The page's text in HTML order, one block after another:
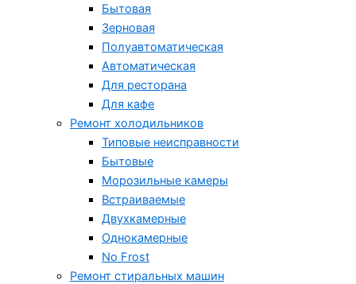
Бытовая
Зерновая
Полуавтоматическая
Автоматическая
Для ресторана
Для кафе
Ремонт холодильников
Типовые неисправности
Бытовые
Морозильные камеры
Встраиваемые
Двухкамерные
Однокамерные
No Frost
Ремонт стиральных машин